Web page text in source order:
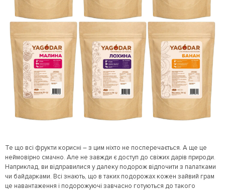
Те що всі фрукти корисні – з цим ніхто не посперечається. А ще це
неймовірно смачно. Але не завжди є доступ до свіжих дарів природи.
Наприклад, ви відправилися у далеку подорож відпочити з палатками
чи байдарками. Всі знають, що в таких подорожах кожен зайвий грам
це навантаження і подорожуючі завчасно готуються до такого